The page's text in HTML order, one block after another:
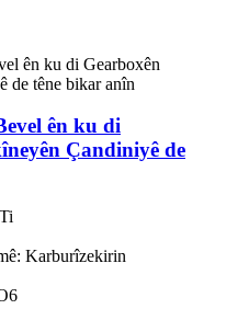
ên ku di
Çandiniyê de
Karburîzekirin